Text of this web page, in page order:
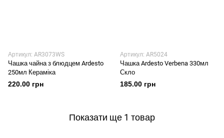
Артикул: AR3073WS
Чашка чайна з блюдцем Ardesto
250мл Кераміка
220.00 грн
Артикул: AR5024
Чашка Ardesto Verbena 330мл
Скло
185.00 грн
Показати ще 1 товар